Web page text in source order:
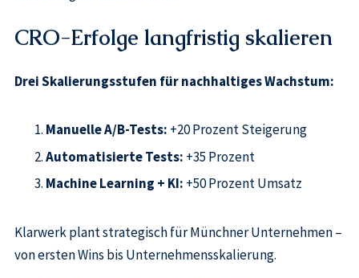
CRO-Erfolge langfristig skalieren
Drei Skalierungsstufen für nachhaltiges Wachstum:
Manuelle A/B-Tests: +20 Prozent Steigerung
Automatisierte Tests: +35 Prozent
Machine Learning + KI: +50 Prozent Umsatz
Klarwerk plant strategisch für Münchner Unternehmen –
von ersten Wins bis Unternehmensskalierung.